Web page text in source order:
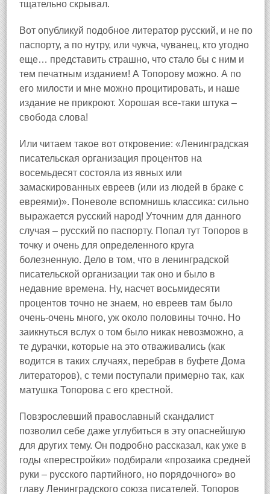
тщательно скрывал.
Вот опубликуй подобное литератор русский, и не по
паспорту, а по нутру, или чукча, чуванец, кто угодно
еще… представить страшно, что стало бы с ним и
тем печатным изданием! А Топорову можно. А по
его милости и мне можно процитировать, и наше
издание не прикроют. Хорошая все‑таки штука –
свобода слова!
Или читаем такое вот откровение: «Ленинградская
писательская организация процентов на
восемьдесят состояла из явных или
замаскированных евреев (или из людей в браке с
евреями)». Поневоле вспомнишь классика: сильно
выражается русский народ! Уточним для данного
случая – русский по паспорту. Попал тут Топоров в
точку и очень для определенного круга
болезненную. Дело в том, что в ленинградской
писательской организации так оно и было в
недавние времена. Ну, насчет восьмидесяти
процентов точно не знаем, но евреев там было
очень‑очень много, уж около половины точно. Но
заикнуться вслух о том было никак невозможно, а
те дурачки, которые на это отваживались (как
водится в таких случаях, перебрав в буфете Дома
литераторов), с теми поступали примерно так, как
матушка Топорова с его крестной.
Повзрослевший православный скандалист
позволил себе даже углубиться в эту опаснейшую
для других тему. Он подробно рассказал, как уже в
годы «перестройки» подбирали «прозаика средней
руки – русского партийного, но порядочного» во
главу Ленинградского союза писателей. Топоров